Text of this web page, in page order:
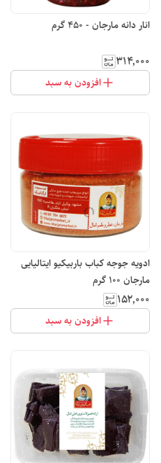
انار دانه مارجان - 450 گرم
۳۱۴٬۰۰۰
افزودن به سبد
ادویه جوجه کباب باربیکیو ایتالیایی
مارجان 100 گرم
۱۵۲٬۰۰۰
افزودن به سبد